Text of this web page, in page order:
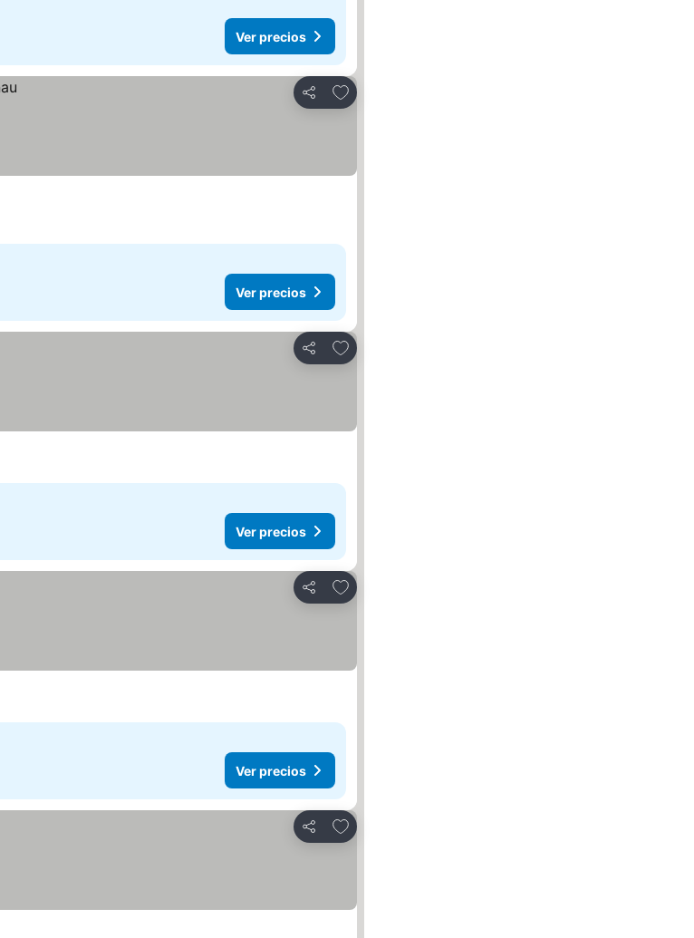
Ver precios
Compartir
Añadir a favoritos
Ver precios
Compartir
Añadir a favoritos
Ver precios
Compartir
Añadir a favoritos
Ver precios
Compartir
Añadir a favoritos